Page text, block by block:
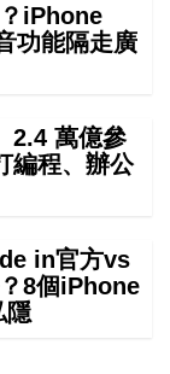
iPhone
功能隔走廣
2.4 萬億參
編程、辦公
in官方vs
8個iPhone
隱